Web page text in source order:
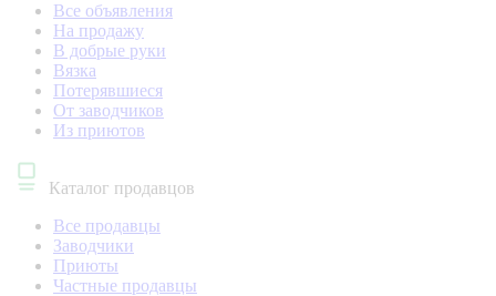
Все объявления
На продажу
В добрые руки
Вязка
Потерявшиеся
От заводчиков
Из приютов
Каталог продавцов
Все продавцы
Заводчики
Приюты
Частные продавцы